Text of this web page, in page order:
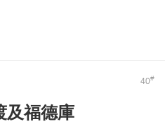
40#
及福德庫